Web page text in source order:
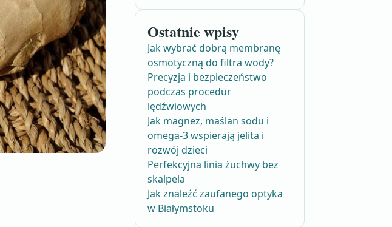
Ostatnie wpisy
Jak wybrać dobrą membranę
osmotyczną do filtra wody?
Precyzja i bezpieczeństwo
podczas procedur
lędźwiowych
Jak magnez, maślan sodu i
omega-3 wspierają jelita i
rozwój dzieci
Perfekcyjna linia żuchwy bez
skalpela
Jak znaleźć zaufanego optyka
w Białymstoku